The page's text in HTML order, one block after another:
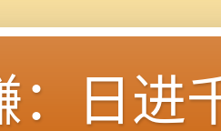
：日进